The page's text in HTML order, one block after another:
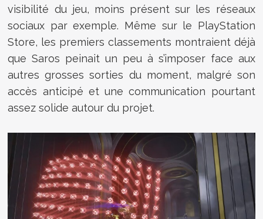
visibilité du jeu, moins présent sur les réseaux
sociaux par exemple. Même sur le PlayStation
Store, les premiers classements montraient déjà
que Saros peinait un peu à s’imposer face aux
autres grosses sorties du moment, malgré son
accès anticipé et une communication pourtant
assez solide autour du projet.